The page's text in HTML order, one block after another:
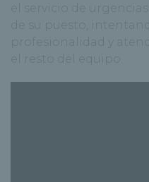
el servicio de
de su puesto,
profesionalidad y
el resto del equipo.